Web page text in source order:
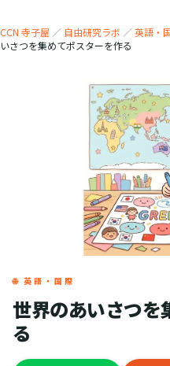
CCN 寺子屋 ／ 自由研究ラボ ／英語・
いさつを集めてポスターを作る
🌐 英語・国際
世界のあいさつを
る